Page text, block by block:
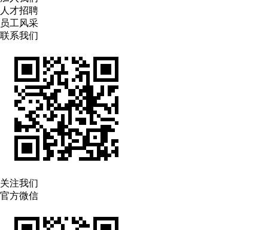
人才招聘
员工风采
联系我们
关注我们
官方微信